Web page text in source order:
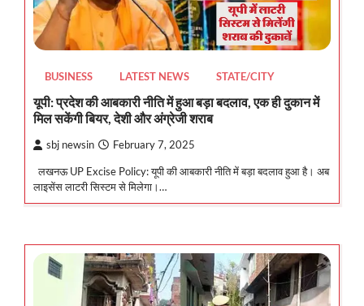
BUSINESS LATEST NEWS STATE/CITY
यूपी: प्रदेश की आबकारी नीति में हुआ बड़ा बदलाव, एक ही दुकान में
मिल सकेंगी बियर, देशी और अंग्रेजी शराब
sbj newsin February 7, 2025
लखनऊ UP Excise Policy: यूपी की आबकारी नीति में बड़ा बदलाव हुआ है। अब
लाइसेंस लाटरी सिस्टम से मिलेगा।…